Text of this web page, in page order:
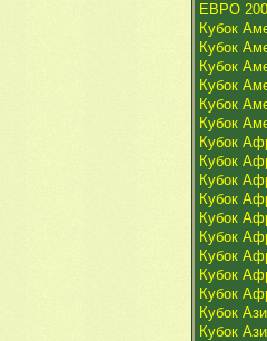
ЕВРО
Кубок
Кубок
Кубок
Кубок
Кубок
Кубок
Кубок
Кубок
Кубок
Кубок
Кубок
Кубок
Кубок
Кубок
Кубок
Кубок
Кубок